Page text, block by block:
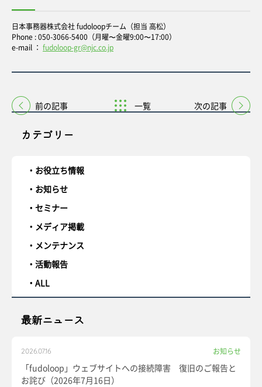
カテゴリー
お役立ち情報
お知らせ
セミナー
メディア掲載
メンテナンス
活動報告
ALL
最新ニュース
2026.07.16 お知らせ
「fudoloop」ウェブサイトへの接続障害 復旧のご報告と
お詫び（2026年7月16日）
日本事務器株式会社 fudoloopチーム（担当 高松）
Phone : 050-3066-5400（月曜〜金曜9:00〜17:00）
e-mail ： fudoloop-gr@njc.co.jp
前の記事 一覧 次の記事